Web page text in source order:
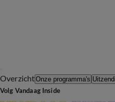
OverzichtOnze programma's
Volg Vandaag Inside